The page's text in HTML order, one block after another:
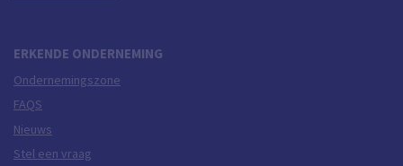
ERKENDE ONDERNEMING
Ondernemingszone
FAQS
Nieuws
Stel een vraag